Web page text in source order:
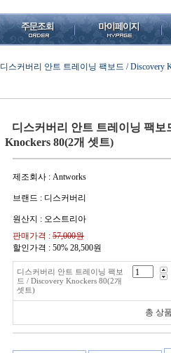
디스커버리 안트 트레이닝 팩보드 / Discovery
디스커버리 안트 트레이닝 팩보
Knockers 80(2개 셋트)
제조회사 : Antworks
브랜드 : 디스커버리
원산지 : 오스트리아
판매가격 : 57,000원
할인가격 : 50% 28,500원
디스커버리 안트 트레이닝 팩보
드 / Discovery Knockers 80(2개
셋트)
총 상